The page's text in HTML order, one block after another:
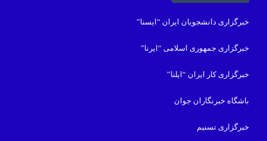
خبرگزاری دانشجویان ایران “ایسنا”
خبرگزاری جمهوری اسلامی “ایرنا”
خبرگزاری کار ایران “ایلنا”
باشگاه خبرنگاران جوان
خبرگزاری تسنیم